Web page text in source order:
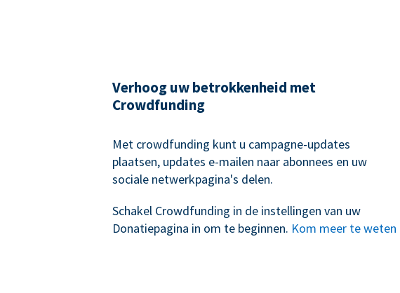
Verhoog uw betrokkenheid met
Crowdfunding
Met crowdfunding kunt u campagne-updates
plaatsen, updates e-mailen naar abonnees en uw
sociale netwerkpagina's delen.
Schakel Crowdfunding in de instellingen van uw
Donatiepagina in om te beginnen. Kom meer te weten